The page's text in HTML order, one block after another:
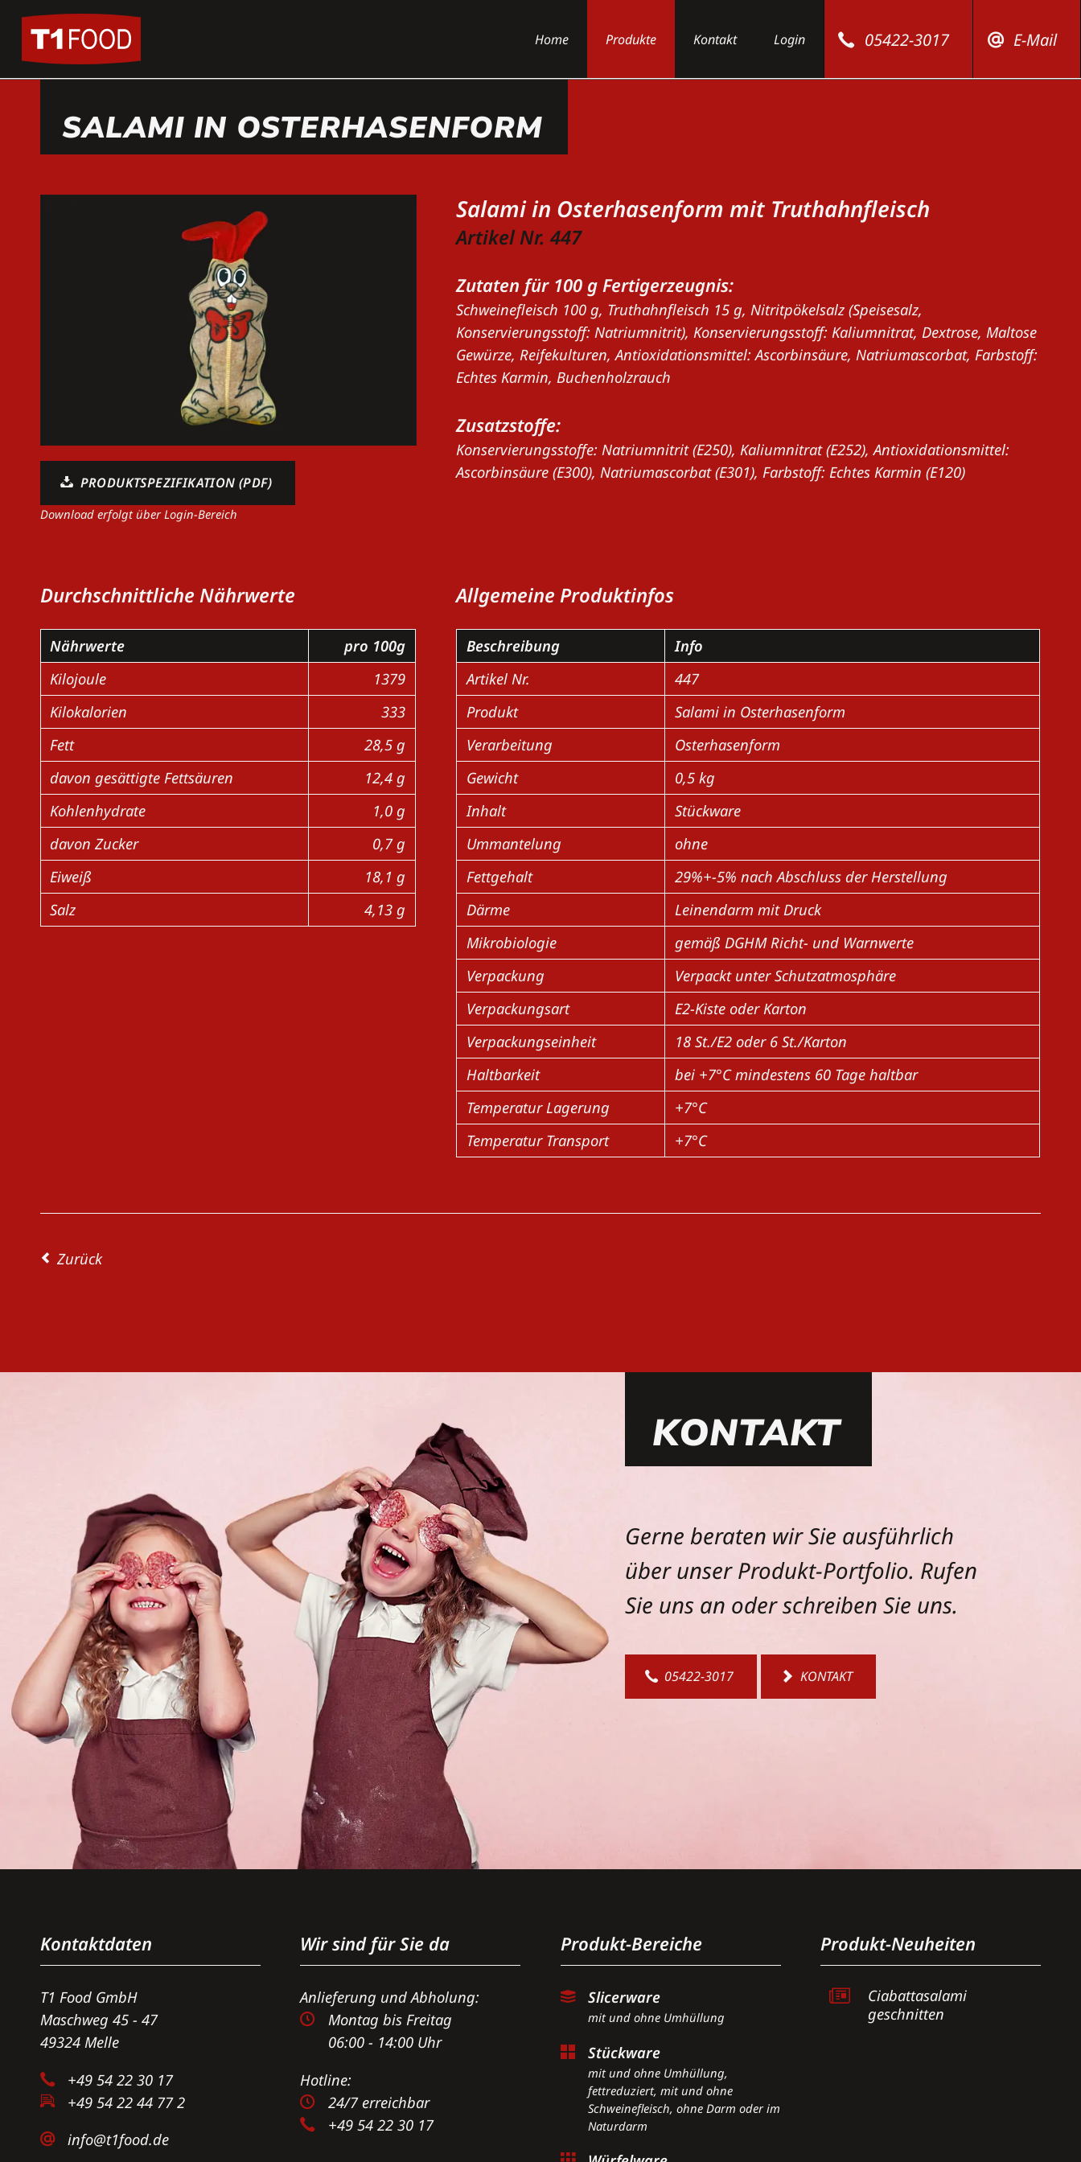
Home Produkte Kontakt Login 05422-3017 E-Mail
SALAMI IN OSTERHASENFORM
PRODUKTSPEZIFIKATION (PDF)
Download erfolgt über Login-Bereich
Salami in Osterhasenform mit Truthahnfleisch
Artikel Nr. 447
Zutaten für 100 g Fertigerzeugnis:
Schweinefleisch 100 g, Truthahnfleisch 15 g, Nitritpökelsalz (Speisesalz,
Konservierungsstoff: Natriumnitrit), Konservierungsstoff: Kaliumnitrat, Dextrose, Maltose
Gewürze, Reifekulturen, Antioxidationsmittel: Ascorbinsäure, Natriumascorbat, Farbstoff:
Echtes Karmin, Buchenholzrauch
Zusatzstoffe:
Konservierungsstoffe: Natriumnitrit (E250), Kaliumnitrat (E252), Antioxidationsmittel:
Ascorbinsäure (E300), Natriumascorbat (E301), Farbstoff: Echtes Karmin (E120)
Durchschnittliche Nährwerte
Nährwerte
pro 100g
Kilojoule
1379
Kilokalorien
333
Fett
28,5 g
davon gesättigte Fettsäuren
12,4 g
Kohlenhydrate
1,0 g
davon Zucker
0,7 g
Eiweiß
18,1 g
Salz
4,13 g
Allgemeine Produktinfos
Beschreibung
Info
Artikel Nr.
447
Produkt
Salami in Osterhasenform
Verarbeitung
Osterhasenform
Gewicht
0,5 kg
Inhalt
Stückware
Ummantelung
ohne
Fettgehalt
29%+-5% nach Abschluss der Herstellung
Därme
Leinendarm mit Druck
Mikrobiologie
gemäß DGHM Richt- und Warnwerte
Verpackung
Verpackt unter Schutzatmosphäre
Verpackungsart
E2-Kiste oder Karton
Verpackungseinheit
18 St./E2 oder 6 St./Karton
Haltbarkeit
bei +7°C mindestens 60 Tage haltbar
Temperatur Lagerung
+7°C
Temperatur Transport
+7°C
Zurück
KONTAKT
Gerne beraten wir Sie ausführlich
über unser Produkt-Portfolio. Rufen
Sie uns an oder schreiben Sie uns.
05422-3017 KONTAKT
Kontaktdaten
T1 Food GmbH
Maschweg 45 - 47
49324 Melle
+49 54 22 30 17
+49 54 22 44 77 2
info@t1food.de
Wir sind für Sie da
Anlieferung und Abholung:
Montag bis Freitag
06:00 - 14:00 Uhr
Hotline:
24/7 erreichbar
+49 54 22 30 17
Produkt-Bereiche
Slicerware
mit und ohne Umhüllung
Stückware
mit und ohne Umhüllung,
fettreduziert, mit und ohne
Schweinefleisch, ohne Darm oder im
Naturdarm
Produkt-Neuheiten
Ciabattasalami
geschnitten